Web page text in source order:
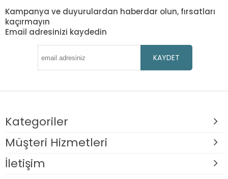
Kampanya ve duyurulardan haberdar olun, fırsatları
kaçırmayın
Email adresinizi kaydedin
KAYDET
Kategoriler
Müşteri Hizmetleri
İletişim